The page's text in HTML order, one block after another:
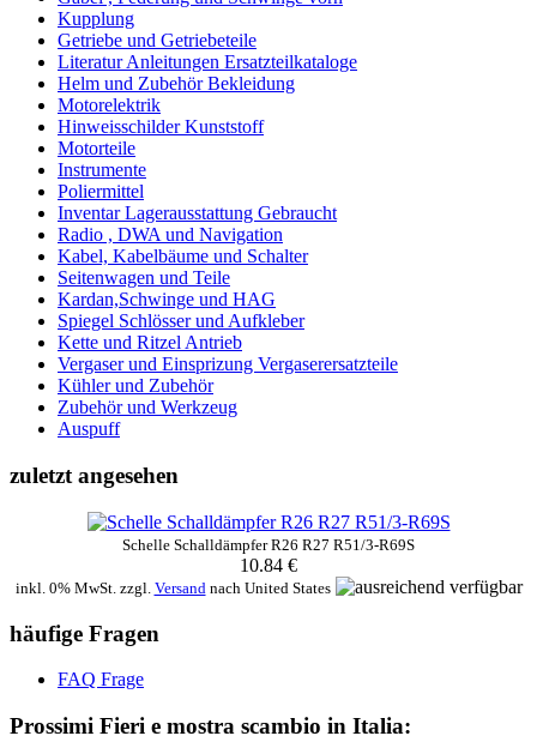
Kupplung
Getriebe und Getriebeteile
Literatur Anleitungen Ersatzteilkataloge
Helm und Zubehör Bekleidung
Motorelektrik
Hinweisschilder Kunststoff
Motorteile
Instrumente
Poliermittel
Inventar Lagerausstattung Gebraucht
Radio , DWA und Navigation
Kabel, Kabelbäume und Schalter
Seitenwagen und Teile
Kardan,Schwinge und HAG
Spiegel Schlösser und Aufkleber
Kette und Ritzel Antrieb
Vergaser und Einsprizung Vergaserersatzteile
Kühler und Zubehör
Zubehör und Werkzeug
Auspuff
zuletzt angesehen
Schelle Schalldämpfer R26 R27 R51/3-R69S
10.84 €
inkl. 0% MwSt. zzgl. Versand nach United States
häufige Fragen
FAQ Frage
Prossimi Fieri e mostra scambio in Italia: